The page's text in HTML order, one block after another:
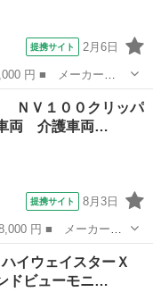
提携サイト 2月6日
： Ｓ ■ 排気量：
速 ■ 店舗PR文：...
ＮＶ１００クリッパ
両 介護車両…
提携サイト 8月3日
レード名： Ｅ Ｎ
介護車両 スロープ
イウェイスターＸ
ドビューモニ…